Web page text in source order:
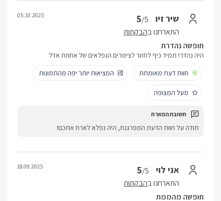
שיר זיו 5/5
התארחנו בהבקתות
05.10.2025
חופשה נהדרת
היה נהדר! תמיד כיף לחזור לצימרים הנפלאים של אחוזת אדל
חוות דעת מאומתת
המציאות יותר יפה מהתמונות
מעל המצופה
תודה על חוות הדעת המפרגנת, היה נפלא לארח אתכם!
אני לוי 5/5
התארחנו בהבקתות
18.09.2025
חופשה מהממת